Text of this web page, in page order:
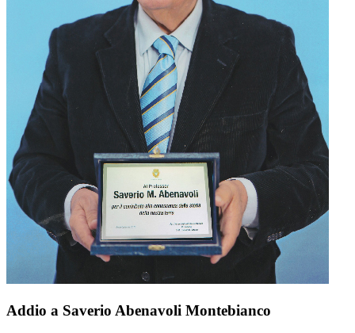
Addio a Saverio Abenavoli Montebianco